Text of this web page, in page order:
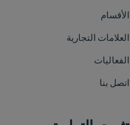
الأقسام
العلامات التجارية
الفعاليات
اتصل بنا